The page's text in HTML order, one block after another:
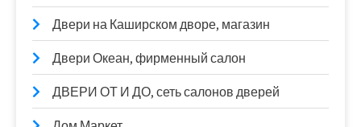
Двери на Каширском дворе, магазин
Двери Океан, фирменный салон
ДВЕРИ ОТ И ДО, сеть салонов дверей